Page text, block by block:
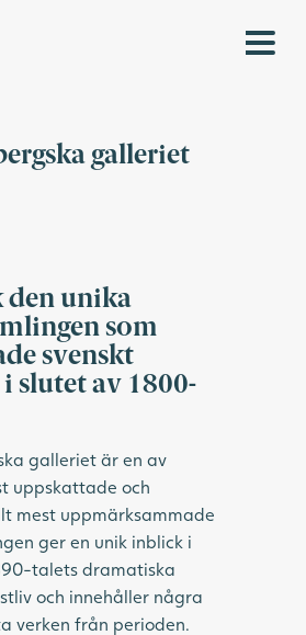
galleriet
den unika
som
svenskt
slutet av 1800-
galleriet är en av
uppskattade och
mest uppmärksammade
ger en unik inblick i
talets dramatiska
och innehåller några
verken från perioden.